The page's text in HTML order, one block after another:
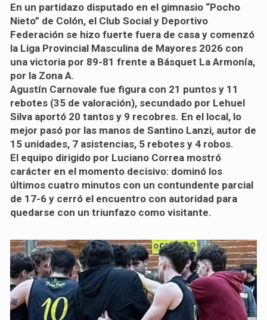
En un partidazo disputado en el gimnasio “Pocho
Nieto” de Colón, el Club Social y Deportivo
Federación se hizo fuerte fuera de casa y comenzó
la Liga Provincial Masculina de Mayores 2026 con
una victoria por 89-81 frente a Básquet La Armonía,
por la Zona A.
Agustín Carnovale fue figura con 21 puntos y 11
rebotes (35 de valoración), secundado por Lehuel
Silva aportó 20 tantos y 9 recobres. En el local, lo
mejor pasó por las manos de Santino Lanzi, autor de
15 unidades, 7 asistencias, 5 rebotes y 4 robos.
El equipo dirigido por Luciano Correa mostró
carácter en el momento decisivo: dominó los
últimos cuatro minutos con un contundente parcial
de 17-6 y cerró el encuentro con autoridad para
quedarse con un triunfazo como visitante.